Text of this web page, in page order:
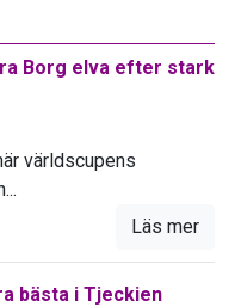
Borg elva efter stark
världscupens
Läs mer
bästa i Tjeckien